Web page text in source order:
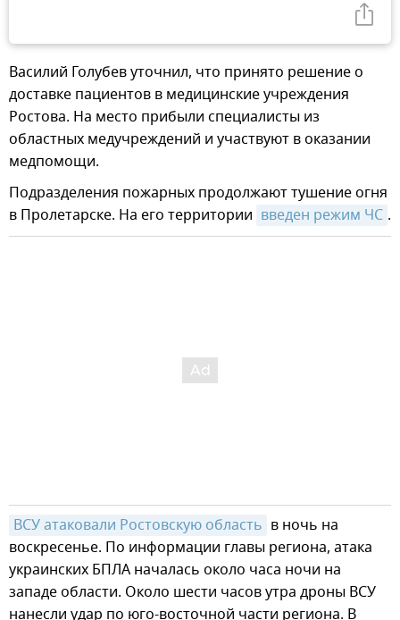
Василий Голубев уточнил, что принято решение о
доставке пациентов в медицинские учреждения
Ростова. На место прибыли специалисты из
областных медучреждений и участвуют в оказании
медпомощи.
Подразделения пожарных продолжают тушение огня
в Пролетарске. На его территории введен режим ЧС .
ВСУ атаковали Ростовскую область в ночь на
воскресенье. По информации главы региона, атака
украинских БПЛА началась около часа ночи на
западе области. Около шести часов утра дроны ВСУ
нанесли удар по юго-восточной части региона. В